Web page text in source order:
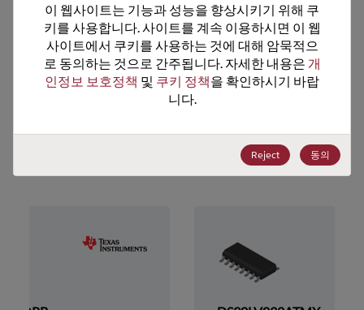
미국 HTS 코드 8542.39.0090
ECCN EAR99
추천 대체 제품
이 웹사이트는 기능과 성능을 향상시키기 위해 쿠
키를 사용합니다. 사이트를 계속 이용하시면 이 웹
사이트에서 쿠키를 사용하는 것에 대해 암묵적으
로 동의하는 것으로 간주됩니다. 자세한 내용은 개
인정보 보호정책 및 쿠키 정책을 확인하시기 바랍
니다.
Reject 동의